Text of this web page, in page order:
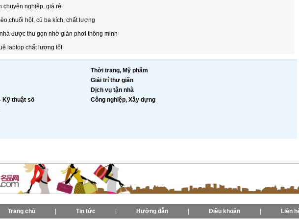
chuyên nghiệp, giá rẻ
hột, củ ba kích, chất lượng
được thu gọn nhờ giàn phơi thông minh
laptop chất lượng tốt
Kỹ thuật số
Thời trang, Mỹ phẩm
Giải trí thư giãn
Dịch vụ tận nhà
Công nghiệp, Xây dựng
Trang chủ Tin tức Hướng dẫn Điều khoản Liên